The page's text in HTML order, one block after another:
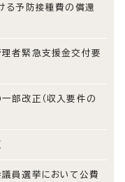
る予防接種費の償還
者緊急支援金交付要
部改正（収入要件の
員選挙において公費